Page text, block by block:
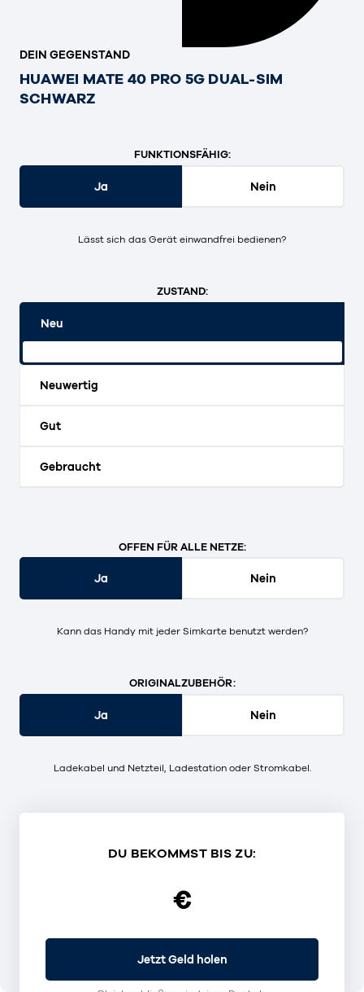
DEIN GEGENSTAND
HUAWEI MATE 40 PRO 5G DUAL-SIM
SCHWARZ
FUNKTIONSFÄHIG:
Ja Nein
Lässt sich das Gerät einwandfrei bedienen?
ZUSTAND:
Neu
Neuwertig
Gut
Gebraucht
OFFEN FÜR ALLE NETZE:
Ja Nein
Kann das Handy mit jeder Simkarte benutzt werden?
ORIGINALZUBEHÖR:
Ja Nein
Ladekabel und Netzteil, Ladestation oder Stromkabel.
DU BEKOMMST BIS ZU:
€
Jetzt Geld holen